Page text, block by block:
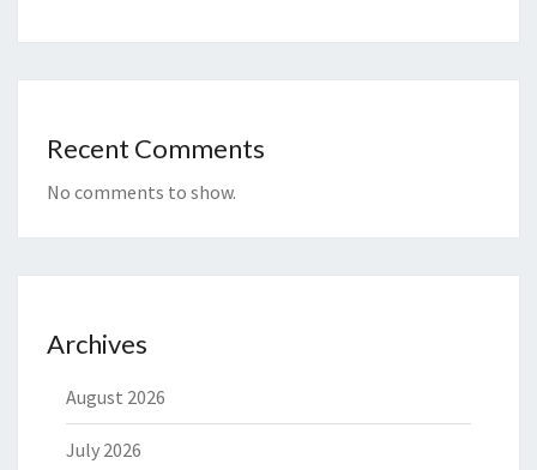
Recent Comments
No comments to show.
Archives
August 2026
July 2026